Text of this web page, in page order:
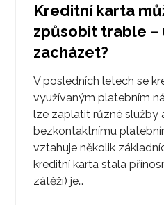
Kreditní karta
způsobit trable –
zacházet?
V posledních letech se
využívaným platebním
lze zaplatit různé služby
bezkontaktnímu
vztahuje několik
kreditní karta stala
zátěží) je…